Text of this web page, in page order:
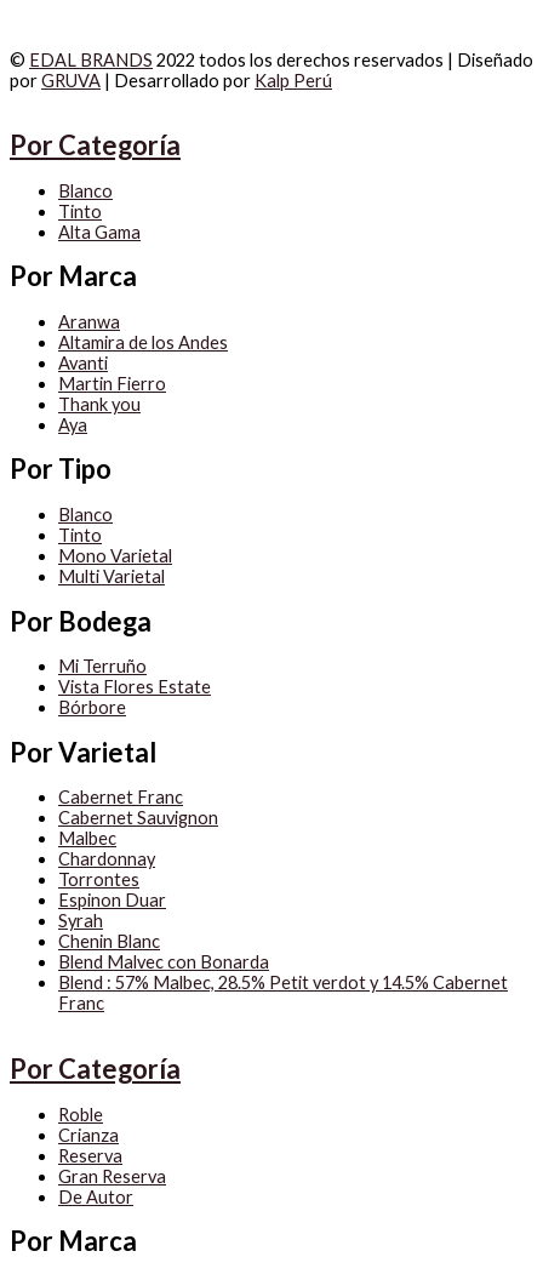
© EDAL BRANDS 2022 todos los derechos reservados | Diseñado
porGRUVA | Desarrollado por Kalp Perú
Por Categoría
Blanco
Tinto
Alta Gama
Por Marca
Aranwa
Altamira de los Andes
Avanti
Martin Fierro
Thank you
Aya
Por Tipo
Blanco
Tinto
Mono Varietal
Multi Varietal
Por Bodega
Mi Terruño
Vista Flores Estate
Bórbore
Por Varietal
Cabernet Franc
Cabernet Sauvignon
Malbec
Chardonnay
Torrontes
Espinon Duar
Syrah
Chenin Blanc
Blend Malvec con Bonarda
Blend : 57% Malbec, 28.5% Petit verdot y 14.5% Cabernet
Franc
Por Categoría
Roble
Crianza
Reserva
Gran Reserva
De Autor
Por Marca